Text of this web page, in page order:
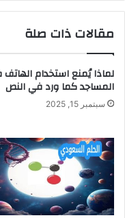
مقالات ذات صلة
لماذا يُمنع استخدام
المساجد كما ورد في النص
سبتمبر 15, 2025